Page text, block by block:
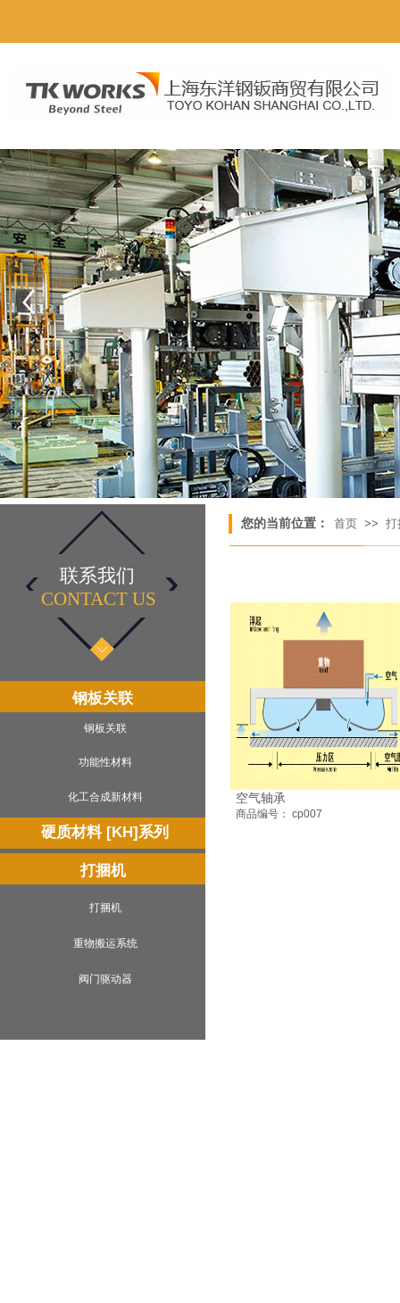
您的当前位置： 首页 >> 打
联系我们
CONTACT US​
空气轴承
商品编号： cp007
钢板关联
钢板关联
功能性材料
化工合成新材料
硬质材料 [KH]系列
打捆机
打捆机
重物搬运系统
阀门驱动器